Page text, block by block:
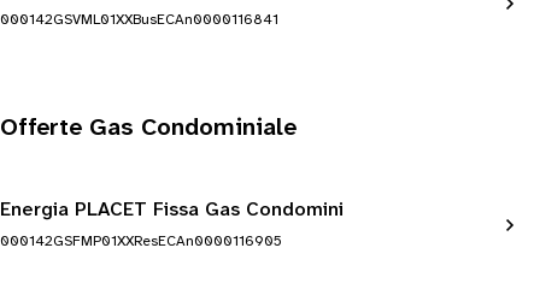
000142GSVML01XXBusECAn0000116841
Offerte Gas Condominiale
Energia PLACET Fissa Gas Condomini
000142GSFMP01XXResECAn0000116905